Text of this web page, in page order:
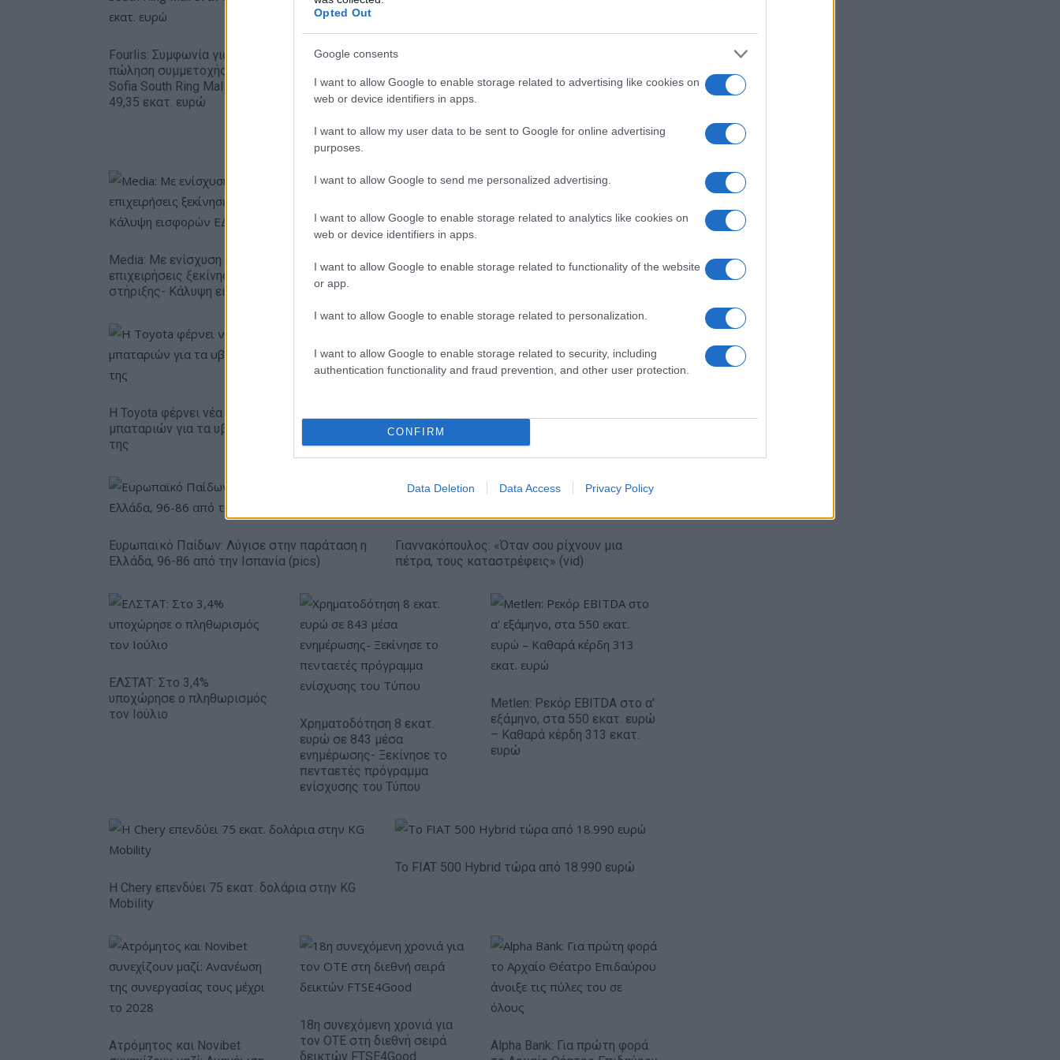
Opted Out
Google consents
I want to allow Google to enable storage related to advertising like cookies on
web or device identifiers in apps.
I want to allow my user data to be sent to Google for online advertising
purposes.
I want to allow Google to send me personalized advertising.
I want to allow Google to enable storage related to analytics like cookies on
web or device identifiers in apps.
I want to allow Google to enable storage related to functionality of the website
or app.
I want to allow Google to enable storage related to personalization.
I want to allow Google to enable storage related to security, including
authentication functionality and fraud prevention, and other user protection.
CONFIRM
Data Deletion Data Access Privacy Policy
Fourlis: Συμφωνία για την
πώληση συμμετοχής στο
Sofia South Ring Mall έναντι
49,35 εκατ. ευρώ
Β.Σ. Καρούλιας: Τζίρος 98,7
εκατ. ευρώ και αύξηση
κερδών 57% - Τα νέα
alcohol
Deloitte Ελλάδος:
Χρηματοοικονομικός
ενέργειας
Media: Με ενίσχυση 8 εκατ. ευρώ σε 451
επιχειρήσεις ξεκίνησε το πρόγραμμα
στήριξης- Κάλυψη εισφορών ΕΔΟΕΑΠ
IAB Hellas: Νέα Διοικούσα Επιτροπή και νέο
Διοικητικό Συμβούλιο - Πρόεδρος ο Γαληνός
Η Toyota φέρνει νέα γενιά
μπαταριών για τα υβριδικά
της
αυτοκινητοβιομηχανία
αποδοτικότητας
Ευρωπαϊκό Παίδων: Λύγισε στην παράταση η
Ελλάδα, 96-86 από την Ισπανία (pics)
Γιαννακόπουλος: «Όταν σου ρίχνουν μια
πέτρα, τους καταστρέφεις» (vid)
ΕΛΣΤΑΤ: Στο 3,4%
υποχώρησε ο πληθωρισμός
τον Ιούλιο
Χρηματοδότηση 8 εκατ.
ευρώ σε 843 μέσα
ενημέρωσης- Ξεκίνησε το
πενταετές πρόγραμμα
ενίσχυσης του Τύπου
Metlen: Ρεκόρ EBITDA στο α'
εξάμηνο, στα 550 εκατ. ευρώ
– Καθαρά κέρδη 313 εκατ.
ευρώ
Η Chery επενδύει 75 εκατ. δολάρια στην KG
Mobility
Το FIAT 500 Hybrid τώρα από 18.990 ευρώ
Ατρόμητος και Novibet
18η συνεχόμενη χρονιά για
τον ΟΤΕ στη διεθνή σειρά
δεικτών FTSE4Good
Alpha Bank: Για πρώτη φορά